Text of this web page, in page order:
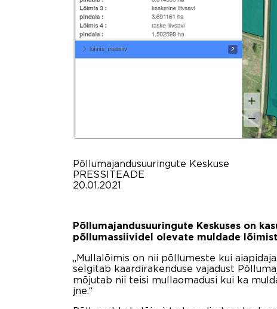
Põllumajandusuuringute Keskuse
PRESSITEADE
20.01.2021
Põllumajandusuuringute Keskuses on
põllumassiividel olevate muldade
„Mullalõimis on nii põllumeste kui
selgitab kaardirakenduse vajadust
mõjutab nii teisi mullaomadusi kui ka
jne.“